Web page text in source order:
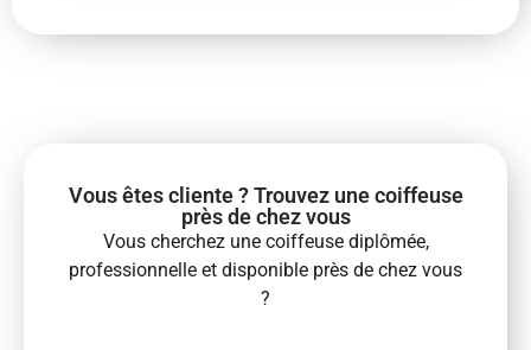
Vous êtes cliente ? Trouvez une coiffeuse
près de chez vous
Vous cherchez une coiffeuse diplômée,
professionnelle et disponible près de chez vous
?